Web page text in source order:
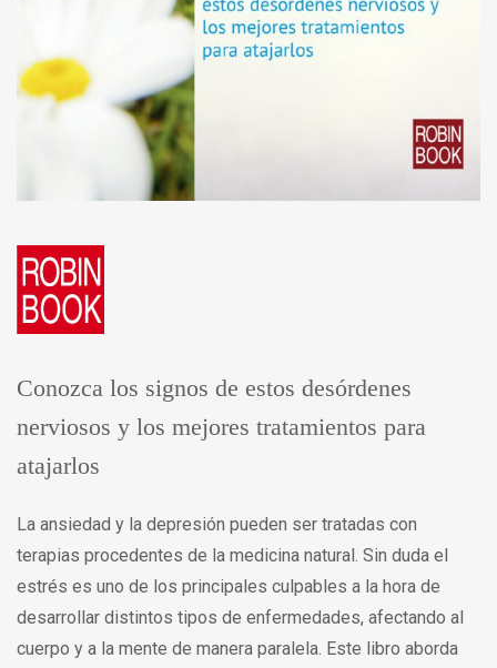
Conozca los signos de estos desórdenes
nerviosos y los mejores tratamientos para
atajarlos
La ansiedad y la depresión pueden ser tratadas con
terapias procedentes de la medicina natural. Sin duda el
estrés es uno de los principales culpables a la hora de
desarrollar distintos tipos de enfermedades, afectando al
cuerpo y a la mente de manera paralela. Este libro aborda